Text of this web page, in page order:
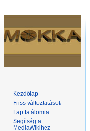
Kezdőlap
Friss változtatások
Lap találomra
Segítség a
MediaWikihez